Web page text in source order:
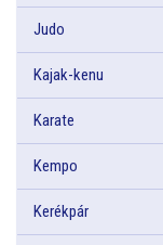
Judo
Kajak-kenu
Karate
Kempo
Kerékpár